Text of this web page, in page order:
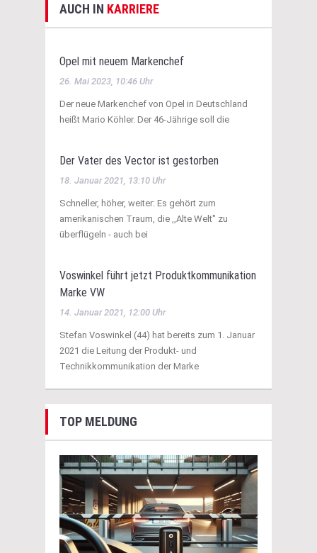
AUCH IN KARRIERE
Opel mit neuem Markenchef
26. Mai 2023, 10:46 Uhr
Der neue Markenchef von Opel in Deutschland
heißt Mario Köhler. Der 46-Jährige soll die
Der Vater des Vector ist gestorben
18. Januar 2021, 13:10 Uhr
Schneller, höher, weiter: Es gehört zum
amerikanischen Traum, die ,,Alte Welt" zu
überflügeln - auch bei
Voswinkel führt jetzt Produktkommunikation
Marke VW
14. Januar 2021, 12:00 Uhr
Stefan Voswinkel (44) hat bereits zum 1. Januar
2021 die Leitung der Produkt- und
Technikkommunikation der Marke
TOP MELDUNG